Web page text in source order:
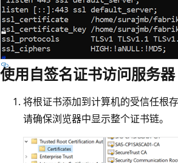
使用自签名证书访问服务器
将根证书添加到计算机的受信任根
请确保浏览器中显示整个证书链。